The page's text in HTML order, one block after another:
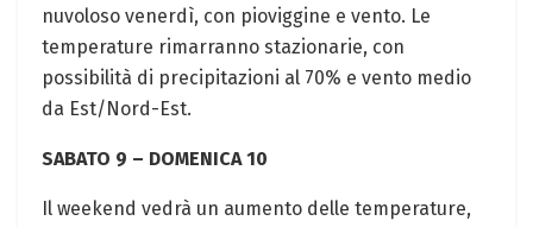
nuvoloso venerdì, con pioviggine e vento. Le
temperature rimarranno stazionarie, con
possibilità di precipitazioni al 70% e vento medio
da Est/Nord-Est.
SABATO 9 – DOMENICA 10
Il weekend vedrà un aumento delle temperature,